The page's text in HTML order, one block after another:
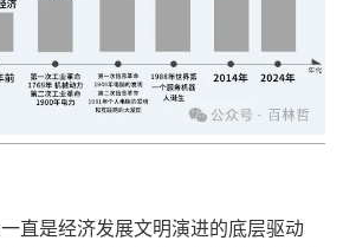
直是经济发展文明演进的底层驱动